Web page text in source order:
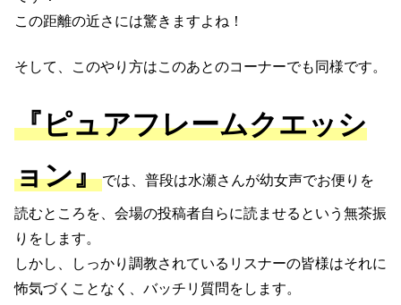
この距離の近さには驚きますよね！
そして、このやり方はこのあとのコーナーでも同様です。
『ピュアフレームクエッシ
ョン』では、普段は水瀬さんが幼女声でお便りを
読むところを、会場の投稿者自らに読ませるという無茶振
りをします。
しかし、しっかり調教されているリスナーの皆様はそれに
怖気づくことなく、バッチリ質問をします。